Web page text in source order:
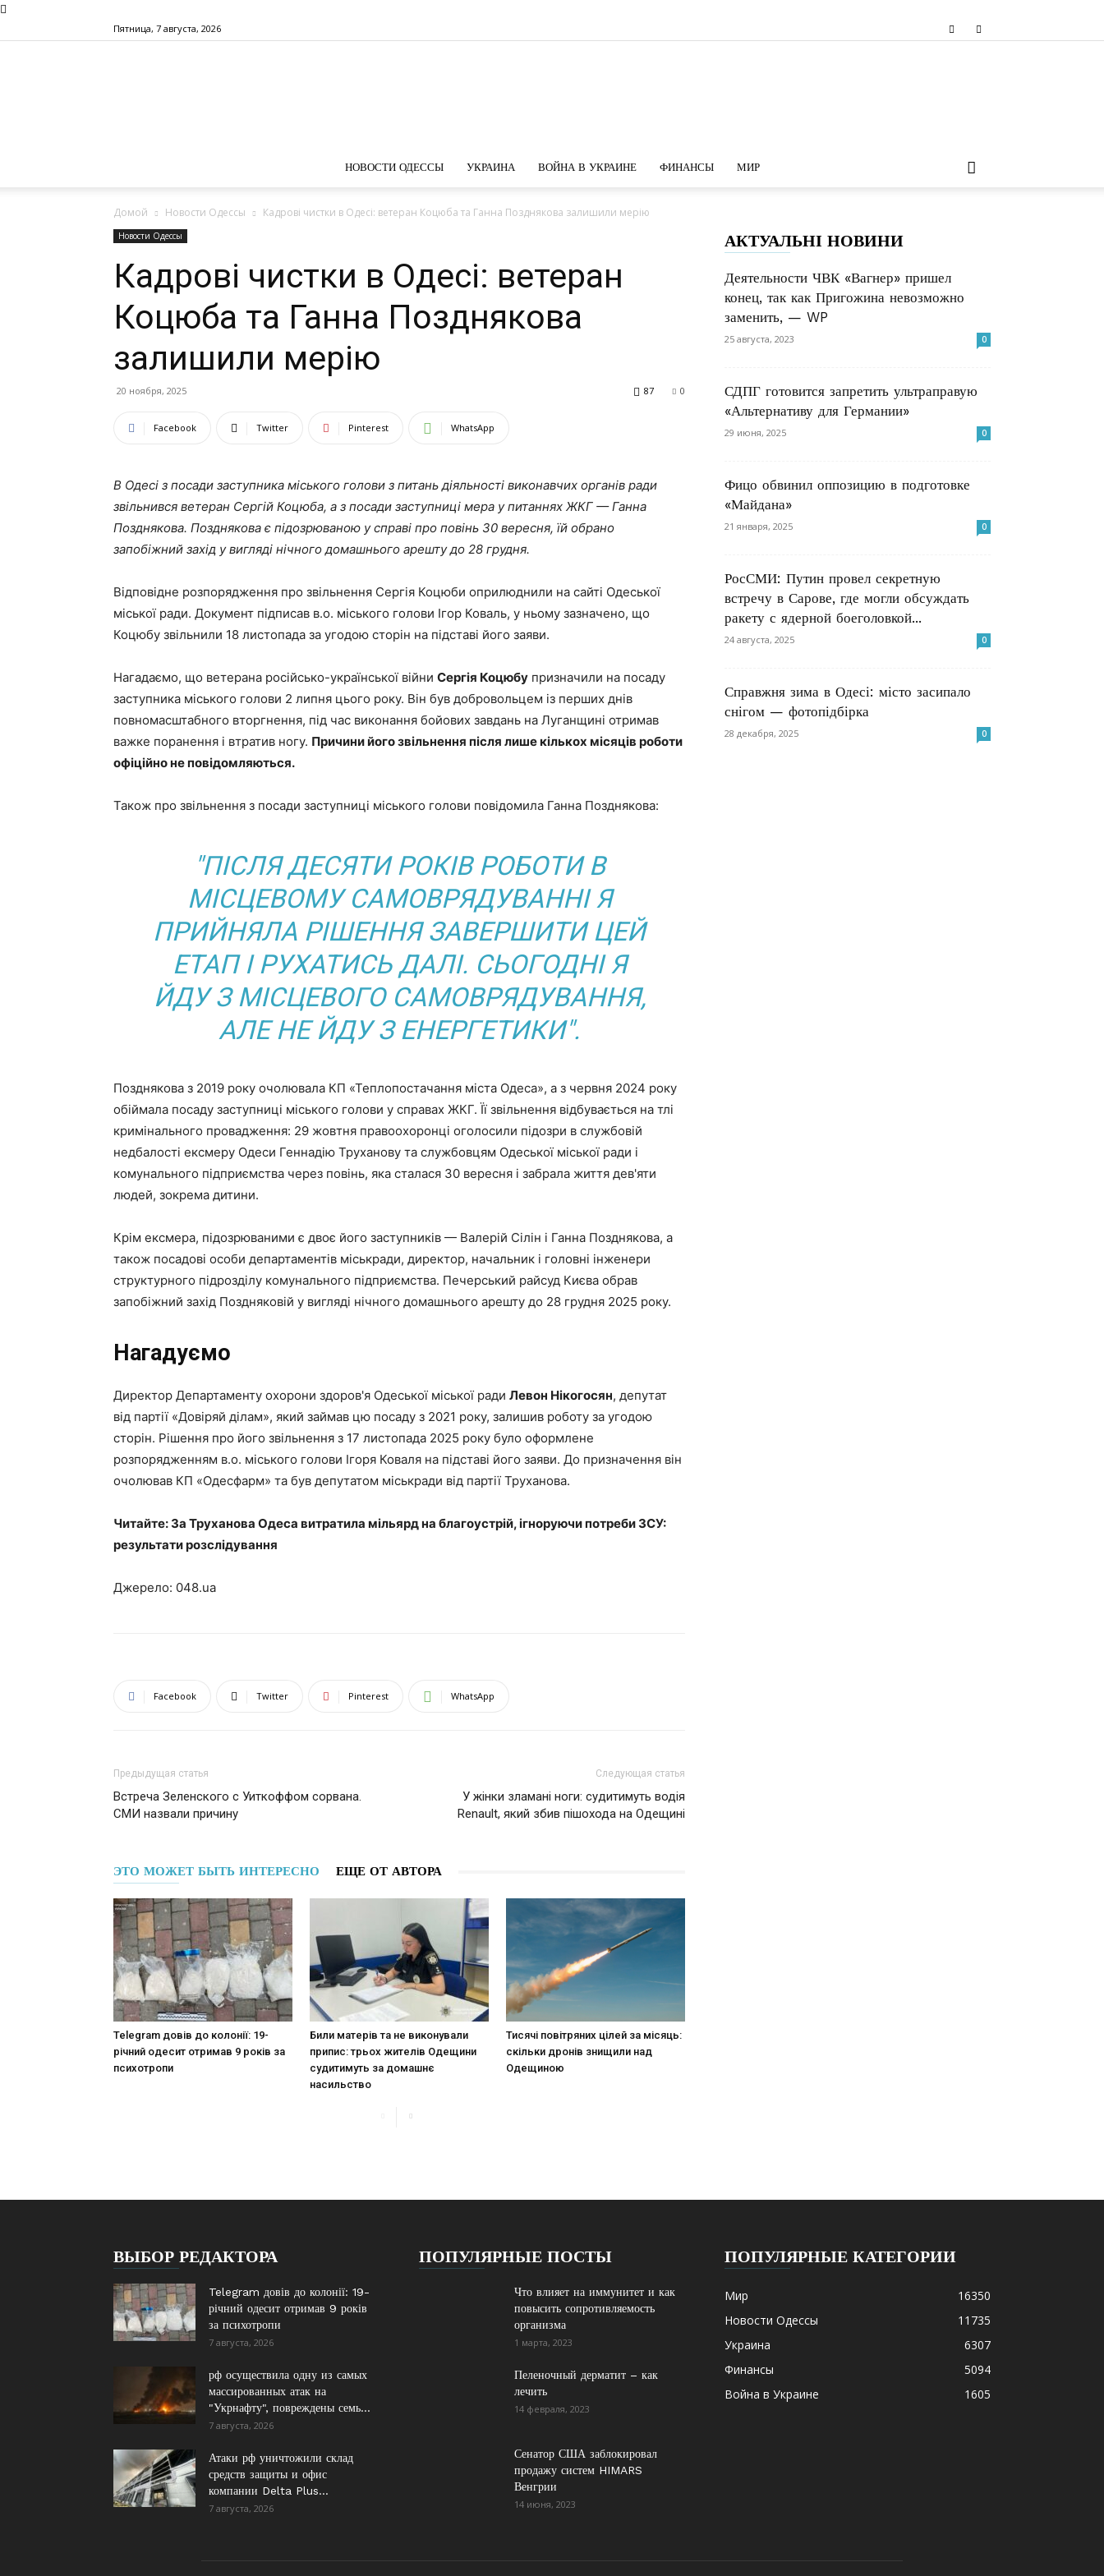
Пятница, 7 августа, 2026
НОВОСТИ ОДЕССЫ УКРАИНА ВОЙНА В УКРАИНЕ ФИНАНСЫ МИР
Домой Новости Одессы Кадрові чистки в Одесі: ветеран Коцюба та Ганна Позднякова залишили мерію
Новости Одессы
Кадрові чистки в Одесі: ветеран
Коцюба та Ганна Позднякова
залишили мерію
20 ноября, 2025 0
87
Facebook Twitter Pinterest WhatsApp
В Одесі з посади заступника міського голови з питань діяльності виконавчих органів ради
звільнився ветеран Сергій Коцюба, а з посади заступниці мера у питаннях ЖКГ — Ганна
Позднякова. Позднякова є підозрюваною у справі про повінь 30 вересня, їй обрано
запобіжний захід у вигляді нічного домашнього арешту до 28 грудня.
Відповідне розпорядження про звільнення Сергія Коцюби оприлюднили на сайті Одеської
міської ради. Документ підписав в.о. міського голови Ігор Коваль, у ньому зазначено, що
Коцюбу звільнили 18 листопада за угодою сторін на підставі його заяви.
Нагадаємо, що ветерана російсько-української війни Сергія Коцюбу призначили на посаду
заступника міського голови 2 липня цього року. Він був добровольцем із перших днів
повномасштабного вторгнення, під час виконання бойових завдань на Луганщині отримав
важке поранення і втратив ногу. Причини його звільнення після лише кількох місяців роботи
офіційно не повідомляються.
Також про звільнення з посади заступниці міського голови повідомила Ганна Позднякова:
"ПІСЛЯ ДЕСЯТИ РОКІВ РОБОТИ В
МІСЦЕВОМУ САМОВРЯДУВАННІ Я
ПРИЙНЯЛА РІШЕННЯ ЗАВЕРШИТИ ЦЕЙ
ЕТАП І РУХАТИСЬ ДАЛІ. СЬОГОДНІ Я
ЙДУ З МІСЦЕВОГО САМОВРЯДУВАННЯ,
АЛЕ НЕ ЙДУ З ЕНЕРГЕТИКИ".
Позднякова з 2019 року очолювала КП «Теплопостачання міста Одеса», а з червня 2024 року
обіймала посаду заступниці міського голови у справах ЖКГ. Її звільнення відбувається на тлі
кримінального провадження: 29 жовтня правоохоронці оголосили підозри в службовій
недбалості ексмеру Одеси Геннадію Труханову та службовцям Одеської міської ради і
комунального підприємства через повінь, яка сталася 30 вересня і забрала життя дев'яти
людей, зокрема дитини.
Крім ексмера, підозрюваними є двоє його заступників — Валерій Сілін і Ганна Позднякова, а
також посадові особи департаментів міськради, директор, начальник і головні інженери
структурного підрозділу комунального підприємства. Печерський райсуд Києва обрав
запобіжний захід Поздняковій у вигляді нічного домашнього арешту до 28 грудня 2025 року.
Нагадуємо
Директор Департаменту охорони здоров'я Одеської міської ради Левон Нікогосян, депутат
від партії «Довіряй ділам», який займав цю посаду з 2021 року, залишив роботу за угодою
сторін. Рішення про його звільнення з 17 листопада 2025 року було оформлене
розпорядженням в.о. міського голови Ігоря Коваля на підставі його заяви. До призначення він
очолював КП «Одесфарм» та був депутатом міськради від партії Труханова.
Читайте: За Труханова Одеса витратила мільярд на благоустрій, ігноруючи потреби ЗСУ:
результати розслідування
Джерело: 048.ua
Facebook Twitter Pinterest WhatsApp
Предыдущая статья
Встреча Зеленского с Уиткоффом сорвана.
СМИ назвали причину
Следующая статья
У жінки зламані ноги: судитимуть водія
Renault, який збив пішохода на Одещині
ЭТО МОЖЕТ БЫТЬ ИНТЕРЕСНО ЕЩЕ ОТ АВТОРА
Telegram довів до колонії: 19-
річний одесит отримав 9 років за
психотропи
Били матерів та не виконували
припис: трьох жителів Одещини
судитимуть за домашнє
насильство
Тисячі повітряних цілей за місяць:
скільки дронів знищили над
Одещиною
АКТУАЛЬНІ НОВИНИ
Деятельности ЧВК «Вагнер» пришел
конец, так как Пригожина невозможно
заменить, — WP
25 августа, 2023 0
СДПГ готовится запретить ультраправую
«Альтернативу для Германии»
29 июня, 2025 0
Фицо обвинил оппозицию в подготовке
«Майдана»
21 января, 2025 0
РосСМИ: Путин провел секретную
встречу в Сарове, где могли обсуждать
ракету с ядерной боеголовкой...
24 августа, 2025 0
Справжня зима в Одесі: місто засипало
снігом — фотопідбірка
28 декабря, 2025 0
ВЫБОР РЕДАКТОРА
Telegram довів до колонії: 19-
річний одесит отримав 9 років
за психотропи
7 августа, 2026
рф осуществила одну из самых
массированных атак на
"Укрнафту", повреждены семь...
7 августа, 2026
Атаки рф уничтожили склад
средств защиты и офис
компании Delta Plus...
7 августа, 2026
ПОПУЛЯРНЫЕ ПОСТЫ
Что влияет на иммунитет и как
повысить сопротивляемость
организма
1 марта, 2023
Пеленочный дерматит – как
лечить
14 февраля, 2023
Сенатор США заблокировал
продажу систем HIMARS
Венгрии
14 июня, 2023
ПОПУЛЯРНЫЕ КАТЕГОРИИ
Мир
16350
Новости Одессы
11735
Украина
6307
Финансы
5094
Война в Украине
1605